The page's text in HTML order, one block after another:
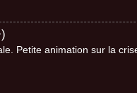
Petite animation sur la